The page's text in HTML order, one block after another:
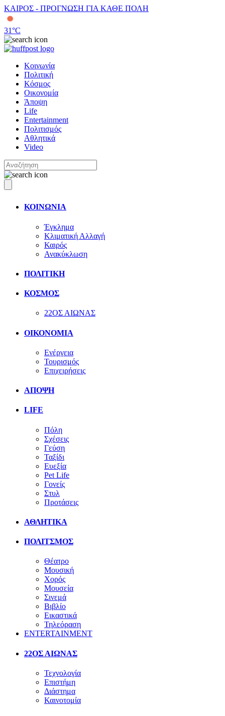
ΚΑΙΡΟΣ - ΠΡΟΓΝΩΣΗ ΓΙΑ ΚΑΘΕ ΠΟΛΗ
31°C
Κοινωνία
Πολιτική
Κόσμος
Οικονομία
Άποψη
Life
Entertainment
Πολιτισμός
Αθλητικά
Video
ΚΟΙΝΩΝΙΑ
Έγκλημα
Κλιματική Αλλαγή
Καιρός
Ανακύκλωση
ΠΟΛΙΤΙΚΗ
ΚΟΣΜΟΣ
22ΟΣ ΑΙΩΝΑΣ
ΟΙΚΟΝΟΜΙΑ
Ενέργεια
Τουρισμός
Επιχειρήσεις
ΑΠΟΨΗ
LIFE
Πόλη
Σχέσεις
Γεύση
Ταξίδι
Ευεξία
Pet Life
Γονείς
Στυλ
Προτάσεις
ΑΘΛΗΤΙΚΑ
ΠΟΛΙΤΣΜΟΣ
Θέατρο
Μουσική
Χορός
Μουσεία
Σινεμά
Βιβλίο
Εικαστικά
Τηλεόραση
ENTERTAINMENT
22ΟΣ ΑΙΩΝΑΣ
Τεχνολογία
Επιστήμη
Διάστημα
Καινοτομία